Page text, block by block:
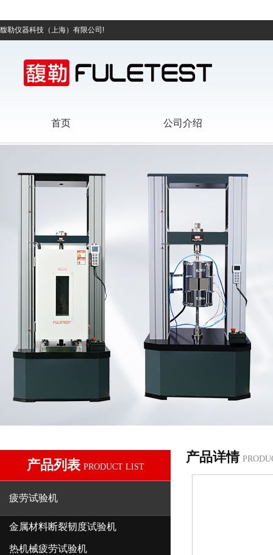
馥勒仪器科技（上海）有限公司!
首页 公司介绍
产品列表 PRODUCT LIST
疲劳试验机
金属材料断裂韧度试验机
热机械疲劳试验机
产品详情